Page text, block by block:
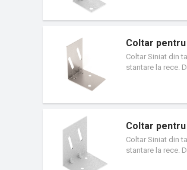
Coltar pentru
Coltar Siniat din
stantare la rece.
Coltar pentru
Coltar Siniat din
stantare la rece.